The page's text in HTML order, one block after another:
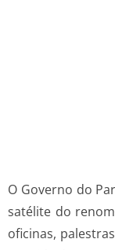
O Governo do
satélite do
oficinas,